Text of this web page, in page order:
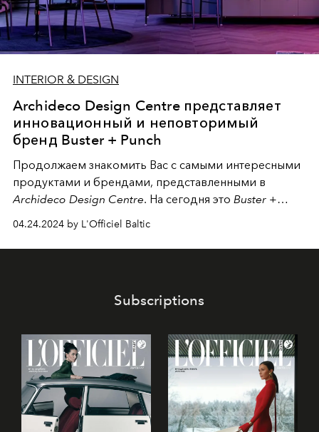
INTERIOR & DESIGN
Archideco Design Centre представляет
инновационный и неповторимый
бренд Buster + Punch
Продолжаем знакомить Вас с самыми интересными
продуктами и брендами, представленными в
Archideco Design Centre. На сегодня это Buster +
страсть, инновацию, и неподвластную времени
элегантность.
04.24.2024 by L'Officiel Baltic
Subscriptions